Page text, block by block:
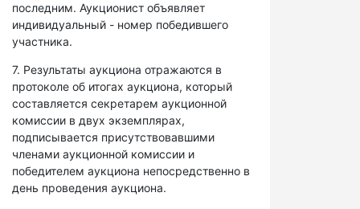
последним. Аукционист объявляет
индивидуальный - номер победившего
участника.
7. Результаты аукциона отражаются в
протоколе об итогах аукциона, который
составляется секретарем аукционной
комиссии в двух экземплярах,
подписывается присутствовавшими
членами аукционной комиссии и
победителем аукциона непосредственно в
день проведения аукциона.